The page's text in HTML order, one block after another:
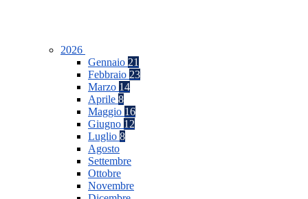
2026
Gennaio 21
Febbraio 23
Marzo 14
Aprile 8
Maggio 16
Giugno 12
Luglio 8
Agosto
Settembre
Ottobre
Novembre